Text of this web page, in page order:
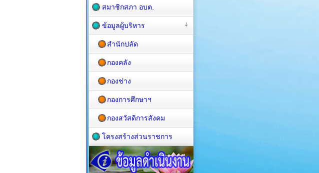
สมาชิกสภา อบต.
ข้อมูลผู้บริหาร
สำนักปลัด
กองคลัง
กองช่าง
กองการศึกษาฯ
กองสวัสดิการสังคม
โครงสร้างส่วนราชการ